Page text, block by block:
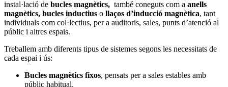
instal·lació de bucles magnètics, també coneguts com a anells
magnètics, bucles inductius o llaços d’inducció magnètica, tant
individuals com col·lectius, per a auditoris, sales, punts d’atenció al
públic i altres espais.
Treballem amb diferents tipus de sistemes segons les necessitats de
cada espai i ús:
Bucles magnètics fixos, pensats per a sales estables amb
públic habitual.